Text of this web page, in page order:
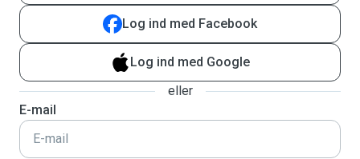
Log ind med Facebook
Log ind med Google
eller
E-mail